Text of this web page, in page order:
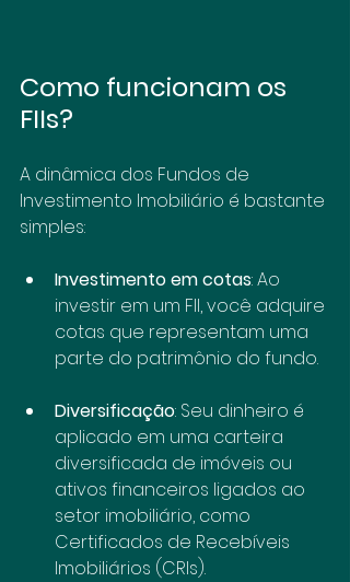
Como funcionam os
FIIs?
A dinâmica dos Fundos de
Investimento Imobiliário é bastante
simples:
Investimento em cotas: Ao
investir em um FII, você adquire
cotas que representam uma
parte do patrimônio do fundo.
Diversificação: Seu dinheiro é
aplicado em uma carteira
diversificada de imóveis ou
ativos financeiros ligados ao
setor imobiliário, como
Certificados de Recebíveis
Imobiliários (CRIs).